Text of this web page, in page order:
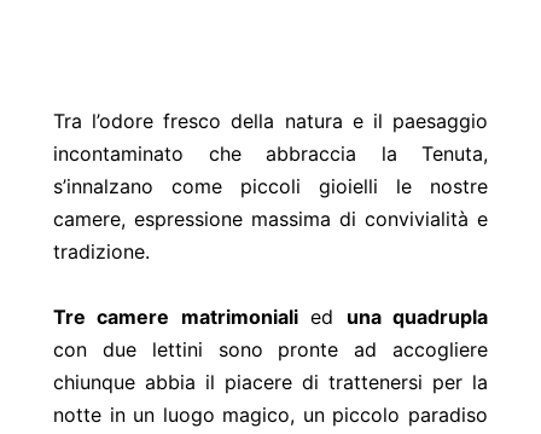
Tra l’odore fresco della natura e il paesaggio
incontaminato che abbraccia la Tenuta,
s’innalzano come piccoli gioielli le nostre
camere, espressione massima di convivialità e
tradizione.
Tre camere matrimonialied una quadrupla
con due lettini sono pronte ad accogliere
chiunque abbia il piacere di trattenersi per la
notte in un luogo magico, un piccolo paradiso